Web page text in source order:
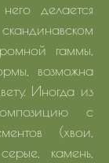
делается
гаммы,
возможна
Иногда из
с
(хвои,
камень,